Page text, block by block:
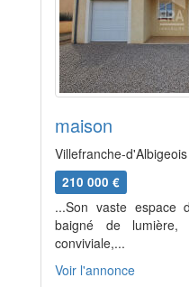
maison
Villefranche-
210 000 €
...Son vaste espace
baigné de
conviviale,...
Voir l'annonce